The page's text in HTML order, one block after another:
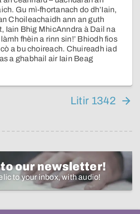
Gu mì-fhortanach do dh’Iain,
Choileachaidh ann an guth
Iain Bhig MhicAnndra à Dail na
fhèin a rinn sin!’ Bhiodh fios
a bu choireach. Chuireadh iad
a ghabhail air Iain Beag
Litir 1342
to our newsletter!
to your inbox, with audio!